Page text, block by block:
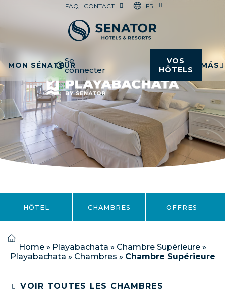
FAQ CONTACT FR
MON SÉNATEUR
Se
connecter
VOS
HÔTELS
MÁS
HÔTEL CHAMBRES OFFRES
Home » Playabachata » Chambre Supérieure »
Playabachata » Chambres » Chambre Supérieure
VOIR TOUTES LES CHAMBRES